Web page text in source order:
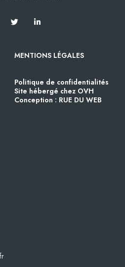
MENTIONS LÉGALES
Politique de confidentialités
Site hébergé chez OVH
Conception : RUE DU WEB